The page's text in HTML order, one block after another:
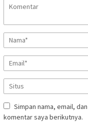
Simpan nama, email,
komentar saya berikutnya.